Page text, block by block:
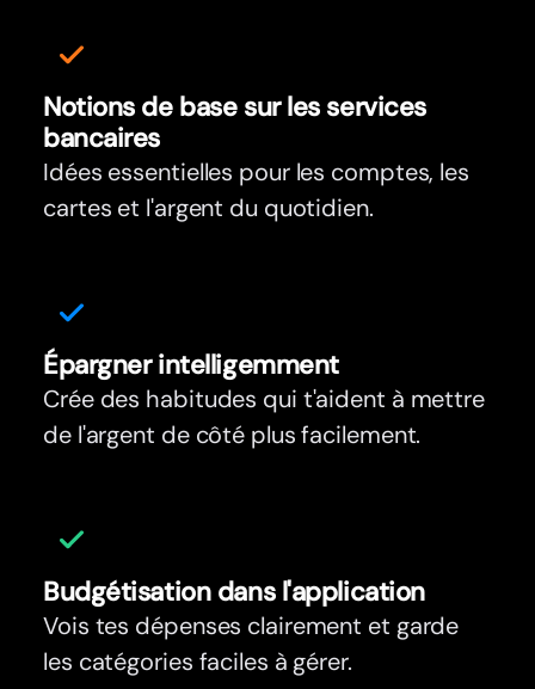
Notions de base sur les services
bancaires
Idées essentielles pour les comptes, les
cartes et l'argent du quotidien.
Épargner intelligemment
Crée des habitudes qui t'aident à mettre
de l'argent de côté plus facilement.
Budgétisation dans l'application
Vois tes dépenses clairement et garde
les catégories faciles à gérer.